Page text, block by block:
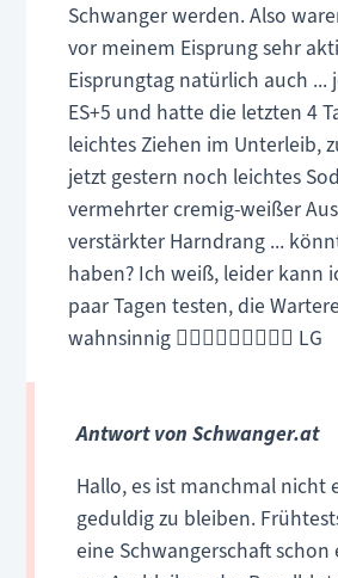
Schwanger werden. Also
vor meinem Eisprung sehr
Eisprungtag natürlich auch ...
ES+5 und hatte die letzten 4
leichtes Ziehen im Unterleib,
jetzt gestern noch leichtes
vermehrter cremig-weißer
verstärkter Harndrang ...
haben? Ich weiß, leider kann
paar Tagen testen, die
wahnsinnig 🤦🏻‍♀️🤦🏻‍♀️🤦🏻‍♀️ LG
Antwort von Schwanger.at
Hallo, es ist manchmal nicht
geduldig zu bleiben.
eine Schwangerschaft schon